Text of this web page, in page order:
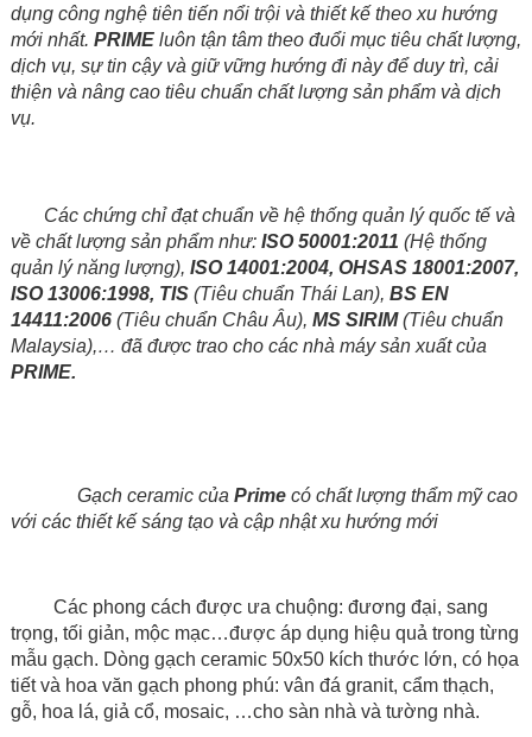
dụng công nghệ tiên tiến nổi trội và thiết kế theo xu hướng
mới nhất. PRIMEluôn tận tâm theo đuổi mục tiêu chất lượng,
dịch vụ, sự tin cậy và giữ vững hướng đi này để duy trì, cải
thiện và nâng cao tiêu chuẩn chất lượng sản phẩm và dịch
vụ.
Các chứng chỉ đạt chuẩn về hệ thống quản lý quốc tế và
về chất lượng sản phẩm như: ISO 50001:2011 (Hệ thống
quản lý năng lượng), ISO 14001:2004, OHSAS 18001:2007,
ISO 13006:1998, TIS(Tiêu chuẩn Thái Lan), BS EN
14411:2006(Tiêu chuẩn Châu Âu), MS SIRIM(Tiêu chuẩn
Malaysia),… đã được trao cho các nhà máy sản xuất của
PRIME.
Gạch ceramic của Primecó chất lượng thẩm mỹ cao
với các thiết kế sáng tạo và cập nhật xu hướng mới
Các phong cách được ưa chuộng: đương đại, sang
trọng, tối giản, mộc mạc…được áp dụng hiệu quả trong từng
mẫu gạch. Dòng gạch ceramic 50x50 kích thước lớn, có họa
tiết và hoa văn gạch phong phú: vân đá granit, cẩm thạch,
gỗ, hoa lá, giả cổ, mosaic, …cho sàn nhà và tường nhà.